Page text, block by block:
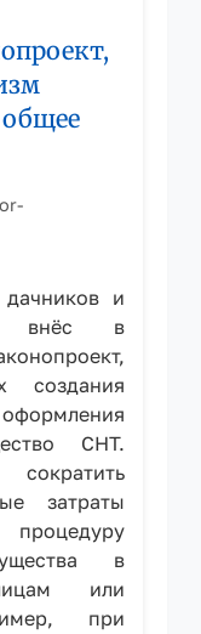
-
и
внёс в
создания
СНТ.
затраты
в
или
при